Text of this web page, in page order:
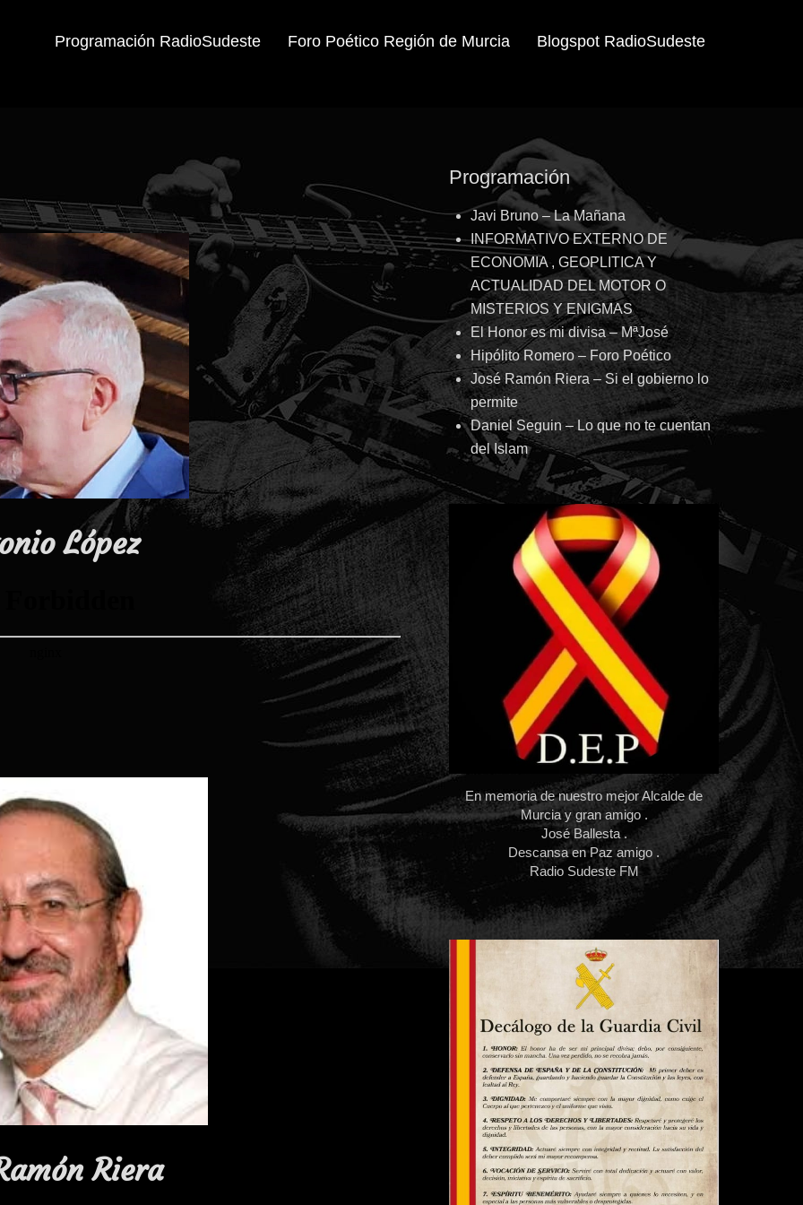
Programación RadioSudeste Foro Poético Región de Murcia Blogspot RadioSudeste
López
Riera
Programación
Javi Bruno – La Mañana
INFORMATIVO EXTERNO DE
ECONOMIA , GEOPLITICA Y
ACTUALIDAD DEL MOTOR O
MISTERIOS Y ENIGMAS
El Honor es mi divisa – MªJosé
Hipólito Romero – Foro Poético
José Ramón Riera – Si el gobierno lo
permite
Daniel Seguin – Lo que no te cuentan
del Islam
En memoria de nuestro mejor Alcalde de
Murcia y gran amigo .
José Ballesta .
Descansa en Paz amigo .
Radio Sudeste FM